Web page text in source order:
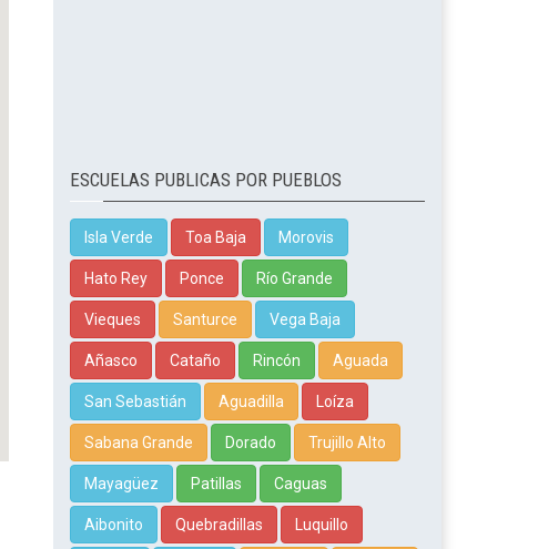
ESCUELAS PUBLICAS POR PUEBLOS
Isla Verde Toa Baja Morovis
Hato Rey Ponce Río Grande
Vieques Santurce Vega Baja
Añasco Cataño Rincón Aguada
San Sebastián Aguadilla Loíza
Sabana Grande Dorado Trujillo Alto
Mayagüez Patillas Caguas
Aibonito Quebradillas Luquillo